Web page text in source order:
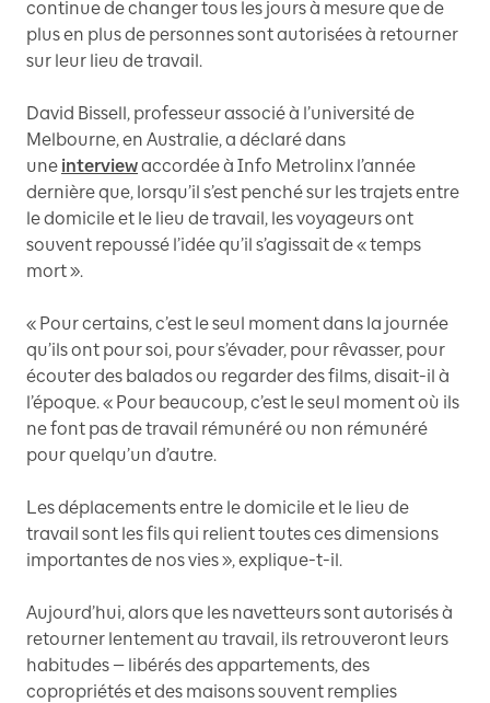
continue de changer tous les jours à mesure que de
plus en plus de personnes sont autorisées à retourner
sur leur lieu de travail.
David Bissell, professeur associé à l’université de
Melbourne, en Australie, a déclaré dans
une interviewaccordée à Info Metrolinx l’année
dernière que, lorsqu’il s’est penché sur les trajets entre
le domicile et le lieu de travail, les voyageurs ont
souvent repoussé l’idée qu’il s’agissait de « temps
mort ».
« Pour certains, c’est le seul moment dans la journée
qu’ils ont pour soi, pour s’évader, pour rêvasser, pour
écouter des balados ou regarder des films, disait-il à
l’époque. « Pour beaucoup, c’est le seul moment où ils
ne font pas de travail rémunéré ou non rémunéré
pour quelqu’un d’autre.
Les déplacements entre le domicile et le lieu de
travail sont les fils qui relient toutes ces dimensions
importantes de nos vies », explique-t-il.
Aujourd’hui, alors que les navetteurs sont autorisés à
retourner lentement au travail, ils retrouveront leurs
habitudes — libérés des appartements, des
copropriétés et des maisons souvent remplies